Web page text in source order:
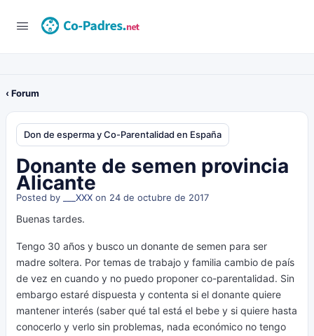
‹ Forum
Don de esperma y Co-Parentalidad en España
Donante de semen provincia
Alicante
Posted by ___XXX on 24 de octubre de 2017
Buenas tardes.
Tengo 30 años y busco un donante de semen para ser
madre soltera. Por temas de trabajo y familia cambio de país
de vez en cuando y no puedo proponer co-parentalidad. Sin
embargo estaré dispuesta y contenta si el donante quiere
mantener interés (saber qué tal está el bebe y si quiere hasta
conocerlo y verlo sin problemas, nada económico no tengo